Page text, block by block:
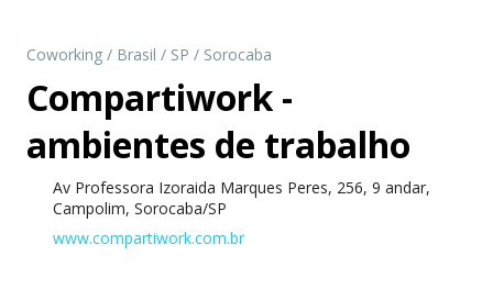
Coworking / Brasil / SP / Sorocaba
Compartiwork -
ambientes de trabalho
Av Professora Izoraida Marques Peres, 256, 9 andar,
Campolim, Sorocaba/SP
www.compartiwork.com.br